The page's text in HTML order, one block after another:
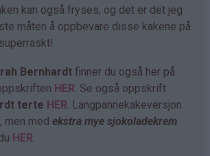
kan også fryses, og det er det jeg
måten å oppbevare disse kakene på
Bernhardt finner du også her på
HER . Se også oppskrift
terte HER . Langpannekakeversjon
men med ekstra mye sjokoladekrem
HER